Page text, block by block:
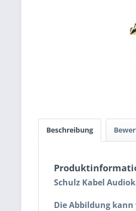
Beschreibung
Schulz Kabel
Die Abbildung